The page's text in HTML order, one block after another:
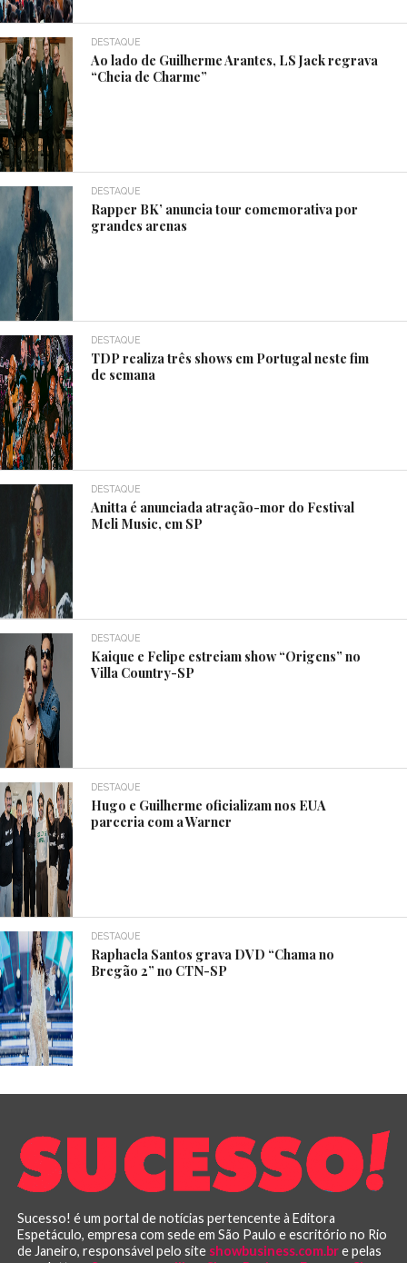
DESTAQUE
Ao lado de Guilherme Arantes, LS Jack regrava
“Cheia de Charme”
DESTAQUE
Rapper BK’ anuncia tour comemorativa por
grandes arenas
DESTAQUE
TDP realiza três shows em Portugal neste fim
de semana
DESTAQUE
Anitta é anunciada atração-mor do Festival
Meli Music, em SP
DESTAQUE
Kaique e Felipe estreiam show “Origens” no
Villa Country-SP
DESTAQUE
Hugo e Guilherme oficializam nos EUA
parceria com a Warner
DESTAQUE
Raphaela Santos grava DVD “Chama no
Bregão 2” no CTN-SP
Sucesso! é um portal de notícias pertencente à Editora
Espetáculo, empresa com sede em São Paulo e escritório no Rio
de Janeiro, responsável pelo site showbusiness.com.bre pelas